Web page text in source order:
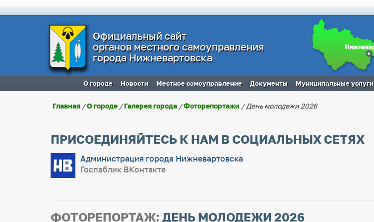
Официальный сайт
органов местного самоуправления
города Нижневартовска
О городе Новости Местное самоуправление Документы Муниципальные услуги
Главная /О городе /Галерея города /Фоторепортажи / День молодежи 2026
ПРИСОЕДИНЯЙТЕСЬ К НАМ В СОЦИАЛЬНЫХ СЕТЯХ
Администрация города Нижневартовска
Госпаблик ВКонтакте
ФОТОРЕПОРТАЖ: ДЕНЬ МОЛОДЕЖИ 2026